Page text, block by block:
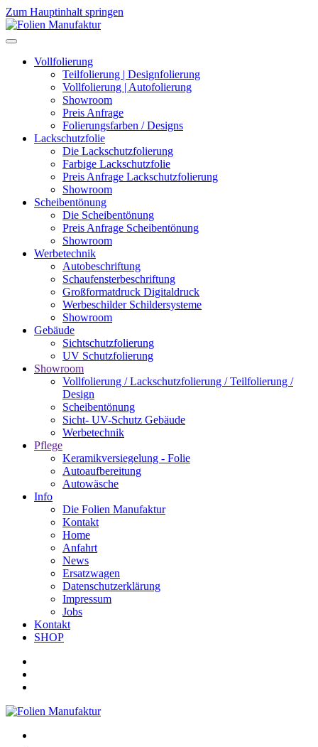
Zum Hauptinhalt springen
Vollfolierung
Teilfolierung | Designfolierung
Vollfolierung | Autofolierung
Showroom
Preis Anfrage
Folierungsfarben / Designs
Lackschutzfolie
Die Lackschutzfolierung
Farbige Lackschutzfolie
Preis Anfrage Lackschutzfolierung
Showroom
Scheibentönung
Die Scheibentönung
Preis Anfrage Scheibentönung
Showroom
Werbetechnik
Autobeschriftung
Schaufensterbeschriftung
Großformatdruck Digitaldruck
Werbeschilder Schildersysteme
Showroom
Gebäude
Sichtschutzfolierung
UV Schutzfolierung
Showroom
Vollfolierung / Lackschutzfolierung / Teilfolierung /
Design
Scheibentönung
Sicht- UV-Schutz Gebäude
Werbetechnik
Pflege
Keramikversiegelung - Folie
Autoaufbereitung
Autowäsche
Info
Die Folien Manufaktur
Kontakt
Home
Anfahrt
News
Ersatzwagen
Datenschutzerklärung
Impressum
Jobs
Kontakt
SHOP